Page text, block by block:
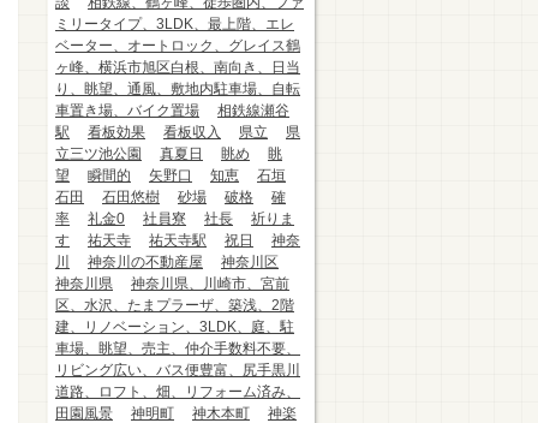
ミリータイプ、3LDK、最上階、エレ
ベーター、オートロック、グレイス鶴
ヶ峰、横浜市旭区白根、南向き、日当
り、眺望、通風、敷地内駐車場、自転
車置き場、バイク置場
相鉄線瀬谷
駅
看板効果 看板収入 県立
県
立三ツ池公園
真夏日 眺め
眺
望
瞬間的 矢野口 知恵
石垣
石田
石田悠樹 砂場 破格
確
率
礼金0 社員寮 社長
祈りま
す
祐天寺 祐天寺駅 祝日
神奈
川
神奈川の不動産屋
神奈川区
神奈川県
神奈川県、川崎市、宮前
区、水沢、たまプラーザ、築浅、2階
建、リノベーション、3LDK、庭、駐
車場、眺望、売主、仲介手数料不要、
リビング広い、バス便豊富、尻手黒川
道路、ロフト、畑、リフォーム済み、
田園風景
神明町 神木本町
神楽